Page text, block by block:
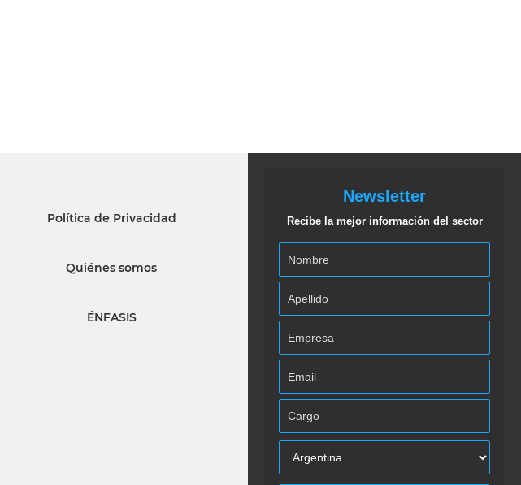
Política de Privacidad
Quiénes somos
ÉNFASIS
Newsletter
Recibe la mejor información del sector